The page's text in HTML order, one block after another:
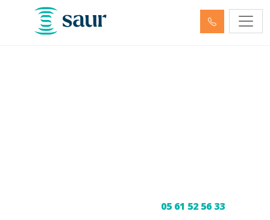
05 61 52 56 33